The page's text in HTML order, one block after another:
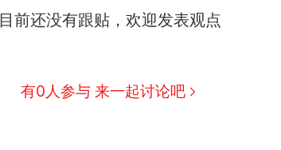
目前还没有跟贴，欢迎发表观点
有0人参与 来一起讨论吧